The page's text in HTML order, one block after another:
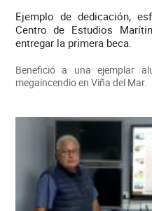
Ejemplo de dedicación,
Centro de Estudios
entregar la primera beca.
Benefició a una ejemplar
megaincendio en Viña del Mar.